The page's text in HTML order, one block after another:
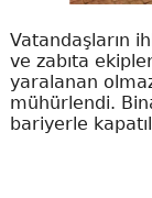
Vatandaşların
ve zabıta
yaralanan
mühürlendi.
bariyerle